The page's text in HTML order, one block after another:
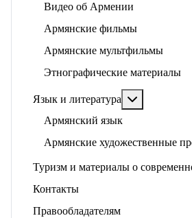
Видео об Армении
Армянские фильмы
Армянские мультфильмы
Этнографические материалы
Язык и литература
Армянский язык
Армянские художественные
Туризм и материалы о
Контакты
Правообладателям